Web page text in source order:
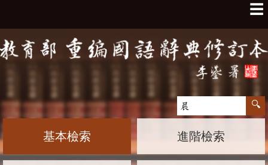
☰
基本檢索 進階檢索